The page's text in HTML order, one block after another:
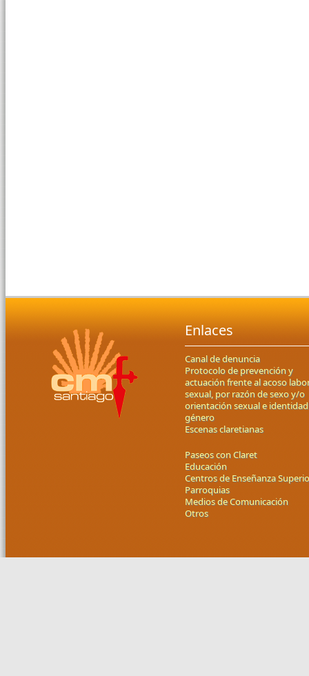
Enlaces
Canal de denuncia
Protocolo de prevención y
actuación frente al acoso
sexual, por razón de sexo y/o
orientación sexual e
género
Escenas claretianas
Paseos con Claret
Educación
Centros de Enseñanza
Parroquias
Medios de Comunicación
Otros